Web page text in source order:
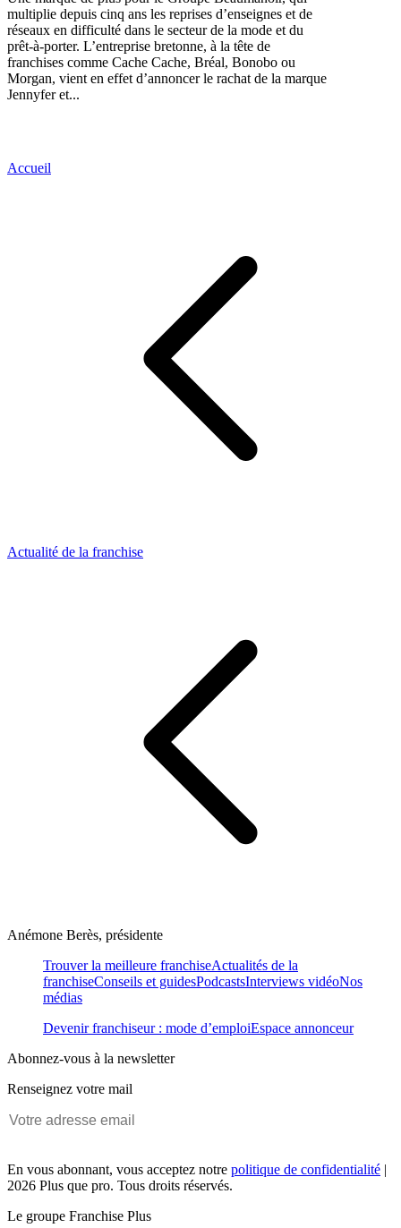
multiplie depuis cinq ans les reprises d’enseignes et de
réseaux en difficulté dans le secteur de la mode et du
prêt-à-porter. L’entreprise bretonne, à la tête de
franchises comme Cache Cache, Bréal, Bonobo ou
Morgan, vient en effet d’annoncer le rachat de la marque
Jennyfer et...
Accueil
Actualité de la franchise
Anémone Berès, présidente
Trouver la meilleure franchiseActualités de la
franchiseConseils et guidesPodcastsInterviews vidéoNos
médias
Devenir franchiseur : mode d’emploiEspace annonceur
Abonnez-vous à la newsletter
Renseignez votre mail
En vous abonnant, vous acceptez notre politique de confidentialité |
2026 Plus que pro. Tous droits réservés.
Le groupe Franchise Plus